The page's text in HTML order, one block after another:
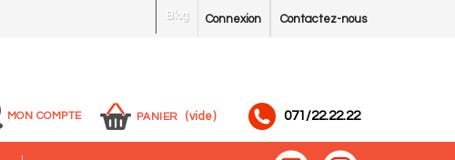
Contactez-nous
Connexion
Blog
MON COMPTE PANIER (vide) 071/22.22.22